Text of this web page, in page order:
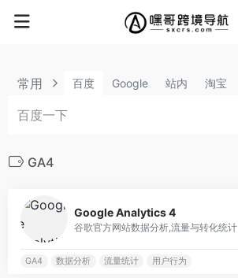
常用 百度 Google 站内 淘宝
GA4
Google Analytics 4
谷歌官方网站数据分析,流量与转化统计
GA4 数据分析 流量统计 用户行为